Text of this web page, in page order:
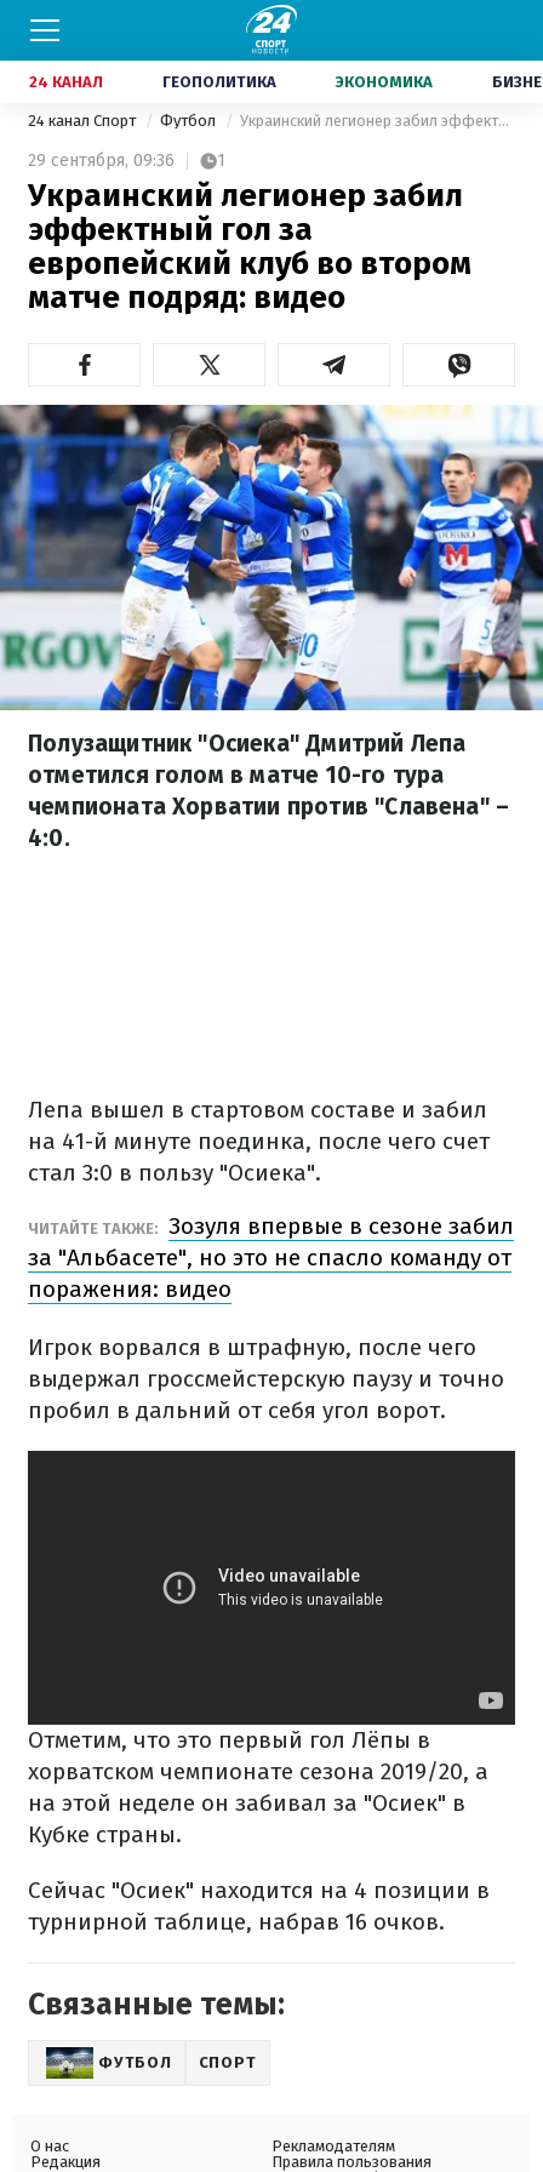
24 КАНАЛ ГЕОПОЛИТИКА ЭКОНОМИКА
24 канал Спорт Футбол Украинский легионер забил эффектный гол за европейский клуб во втором матче подряд: видео
29 сентября, 09:36 1
Украинский легионер забил
эффектный гол за
европейский клуб во втором
матче подряд: видео
Полузащитник "Осиека" Дмитрий Лепа
отметился голом в матче 10-го тура
чемпионата Хорватии против "Славена" –
4:0.
Лепа вышел в стартовом составе и забил
на 41-й минуте поединка, после чего счет
стал 3:0 в пользу "Осиека".
ЧИТАЙТЕ ТАКЖЕ: Зозуля впервые в сезоне забил
за "Альбасете", но это не спасло команду от
поражения: видео
Игрок ворвался в штрафную, после чего
выдержал гроссмейстерскую паузу и точно
пробил в дальний от себя угол ворот.
Отметим, что это первый гол Лёпы в
хорватском чемпионате сезона 2019/20, а
на этой неделе он забивал за "Осиек" в
Кубке страны.
Сейчас "Осиек" находится на 4 позиции в
турнирной таблице, набрав 16 очков.
Связанные темы:
ФУТБОЛ СПОРТ
О нас
Редакция
Рекламодателям
Правила пользования